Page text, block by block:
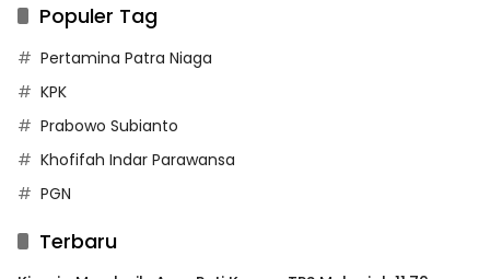
Populer Tag
Pertamina Patra Niaga
KPK
Prabowo Subianto
Khofifah Indar Parawansa
PGN
Terbaru